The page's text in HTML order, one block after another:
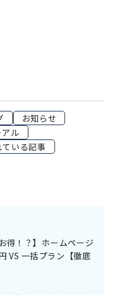
お知らせ
ル
いる記事
得！？】ホームページ
VS 一括プラン【徹底